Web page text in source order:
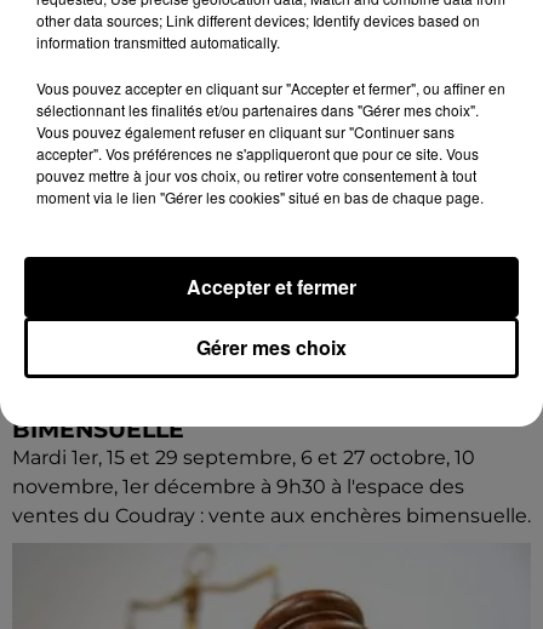
17h01
BIMENSUELLE
Mardi 1er, 15 et 29 septembre, 6 et 27 octobre, 10
novembre, 1er décembre à 9h30 à l'espace des
ventes du Coudray : vente aux enchères bimensuelle.
other data sources; Link different devices; Identify devices based on
information transmitted automatically.
Vous pouvez accepter en cliquant sur "Accepter et fermer", ou affiner en
sélectionnant les finalités et/ou partenaires dans "Gérer mes choix".
Vous pouvez également refuser en cliquant sur "Continuer sans
accepter". Vos préférences ne s'appliqueront que pour ce site. Vous
pouvez mettre à jour vos choix, ou retirer votre consentement à tout
moment via le lien "Gérer les cookies" situé en bas de chaque page.
Gérer mes choix
Accepter et fermer